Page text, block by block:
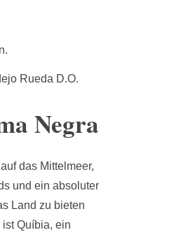
Negra
das Mittelmeer,
und ein absoluter
Land zu bieten
Quíbia, ein